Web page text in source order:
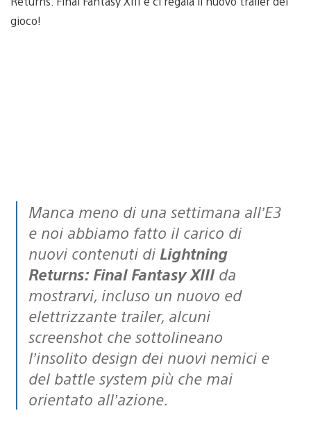
gioco!
Manca meno di una settimana all’E3
e noi abbiamo fatto il carico di
nuovi contenuti di Lightning
Returns: Final Fantasy XIII da
mostrarvi, incluso un nuovo ed
elettrizzante trailer, alcuni
screenshot che sottolineano
l’insolito design dei nuovi nemici e
del battle system più che mai
orientato all’azione.